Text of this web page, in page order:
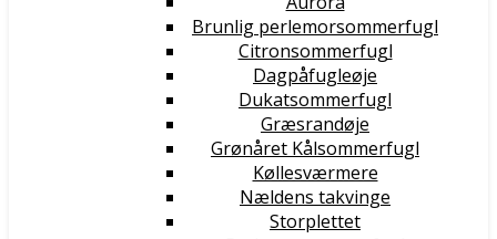
Brunlig perlemorsommerfugl
Citronsommerfugl
Dagpåfugleøje
Dukatsommerfugl
Græsrandøje
Grønåret Kålsommerfugl
Køllesværmere
Nældens takvinge
Storplettet